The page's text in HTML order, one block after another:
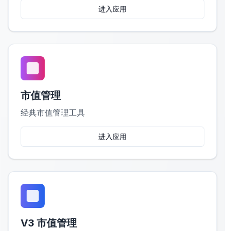
进入应用
市值管理
经典市值管理工具
进入应用
V3 市值管理